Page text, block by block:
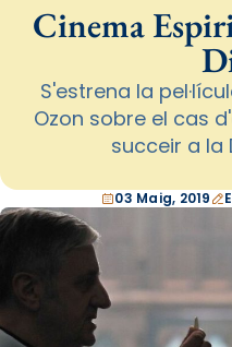
Cinema
S'estrena la
Ozon sobre el cas
succeir a la
03 Maig, 2019